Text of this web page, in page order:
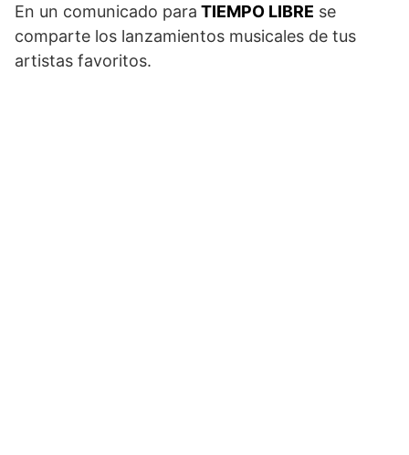
En un comunicado para TIEMPO LIBRE se
comparte los lanzamientos musicales de tus
artistas favoritos.